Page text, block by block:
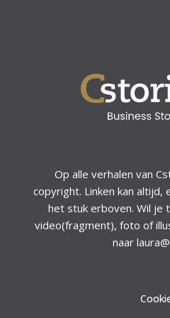
Op alle verhalen van
copyright. Linken kan
het stuk erboven. Wil je
video(fragment), foto of
naar